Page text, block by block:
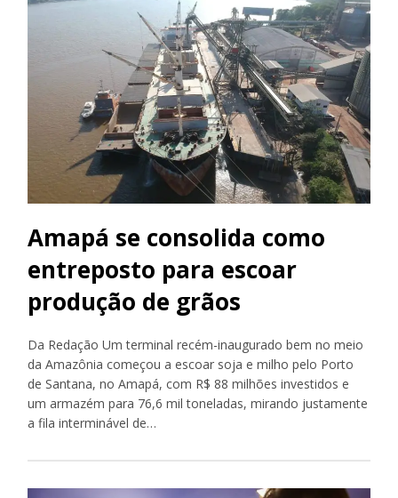
Amapá se consolida como
entreposto para escoar
produção de grãos
Da Redação Um terminal recém-inaugurado bem no meio
da Amazônia começou a escoar soja e milho pelo Porto
de Santana, no Amapá, com R$ 88 milhões investidos e
um armazém para 76,6 mil toneladas, mirando justamente
a fila interminável de…